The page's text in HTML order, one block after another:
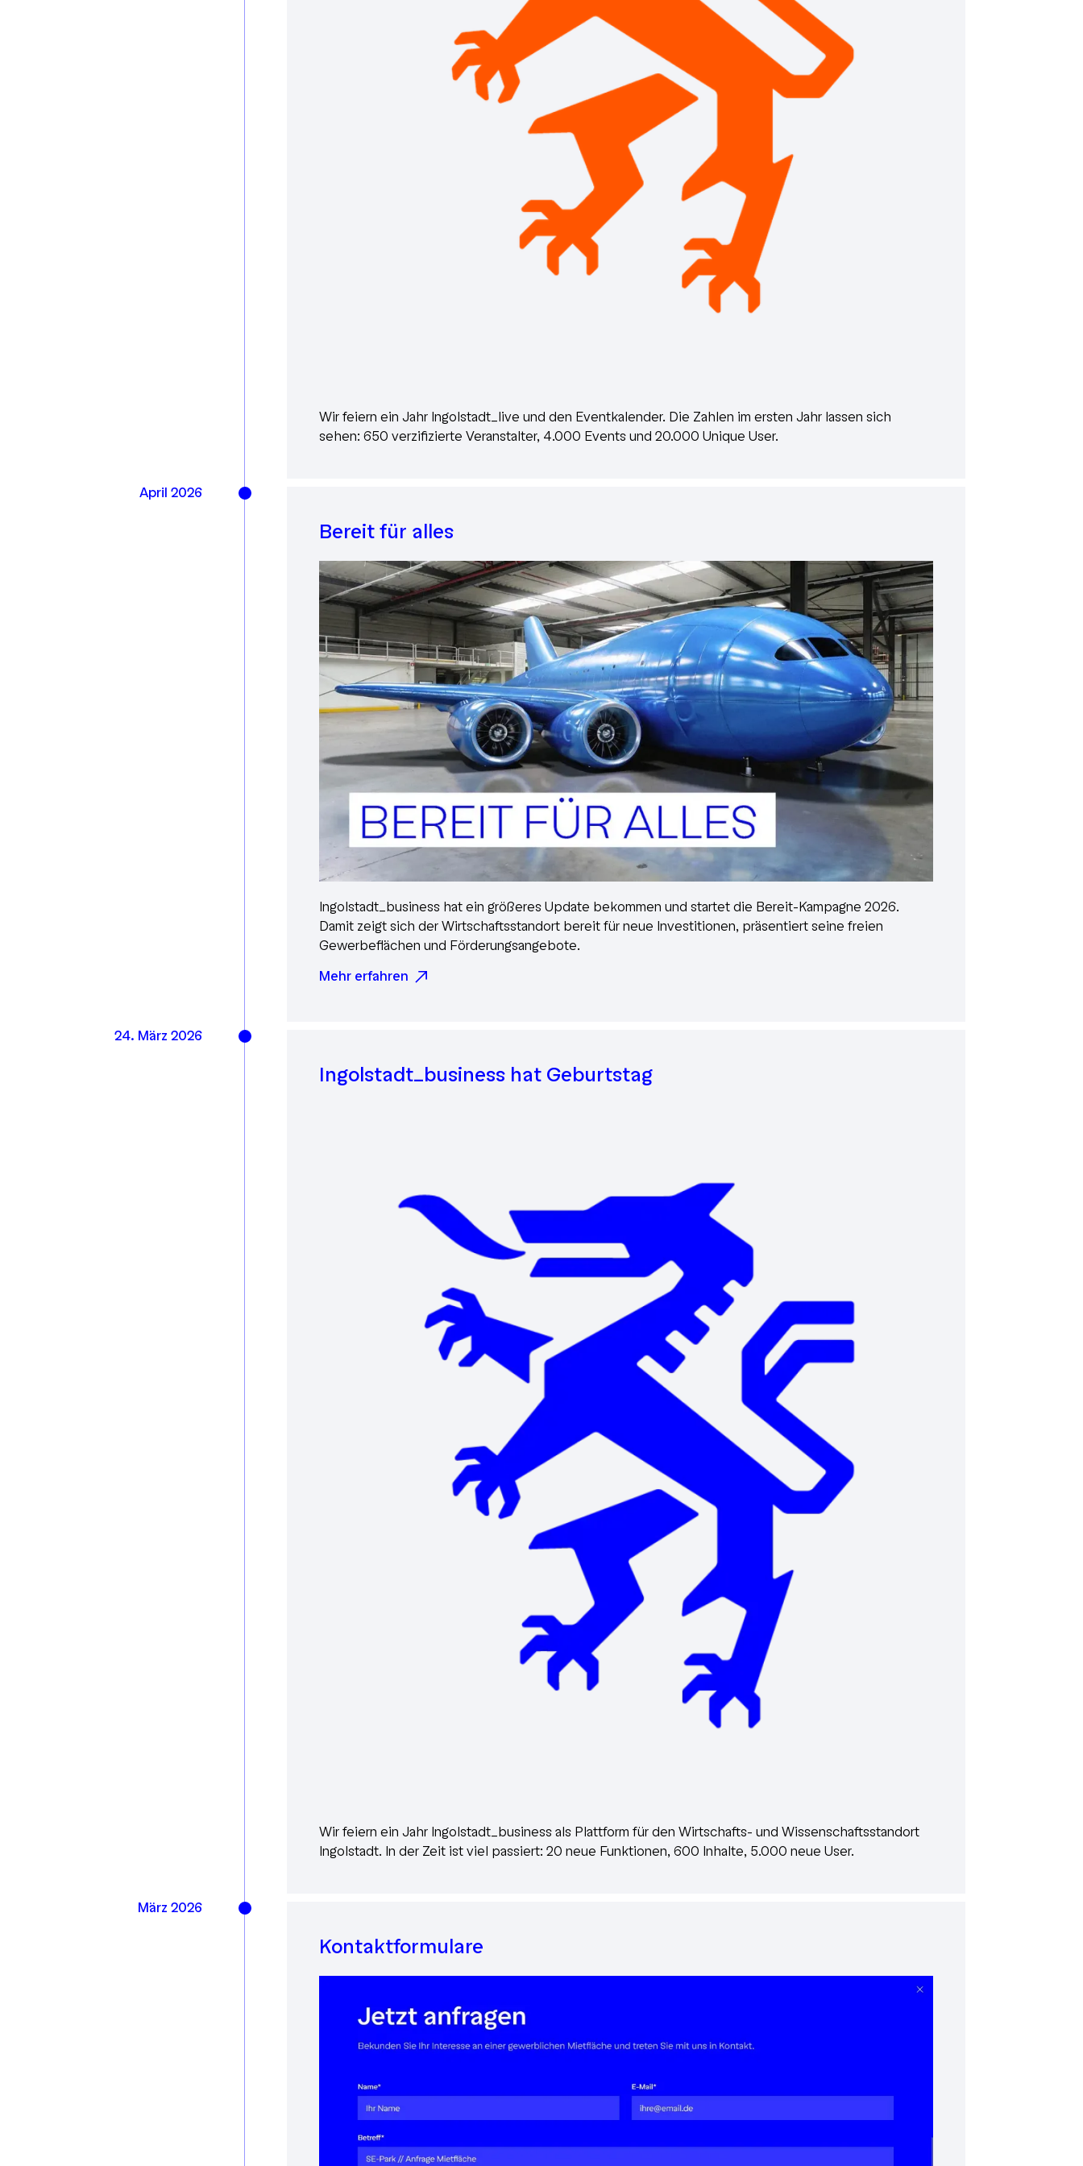
Wir feiern ein Jahr Ingolstadt_live und den Eventkalender. Die Zahlen im ersten Jahr lassen sich
sehen: 650 verzifizierte Veranstalter, 4.000 Events und 20.000 Unique User.
April 2026
Bereit für alles
Ingolstadt_business hat ein größeres Update bekommen und startet die Bereit-Kampagne 2026.
Damit zeigt sich der Wirtschaftsstandort bereit für neue Investitionen, präsentiert seine freien
Gewerbeflächen und Förderungsangebote.
Mehr erfahren
24. März 2026
Ingolstadt_business hat Geburtstag
Wir feiern ein Jahr Ingolstadt_business als Plattform für den Wirtschafts- und Wissenschaftsstandort
Ingolstadt. In der Zeit ist viel passiert: 20 neue Funktionen, 600 Inhalte, 5.000 neue User.
März 2026
Kontaktformulare